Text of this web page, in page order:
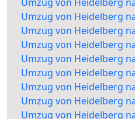
Umzug von Heidelberg
Umzug von Heidelberg
Umzug von Heidelberg
Umzug von Heidelberg
Umzug von Heidelberg
Umzug von Heidelberg
Umzug von Heidelberg
Umzug von Heidelberg